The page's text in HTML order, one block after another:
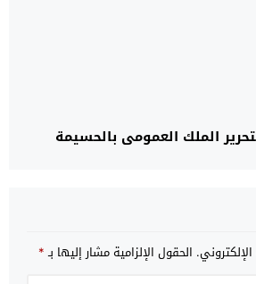
الملك العمومي بالحسيمة
الحقول الإلزامية مشار إليها بـ*